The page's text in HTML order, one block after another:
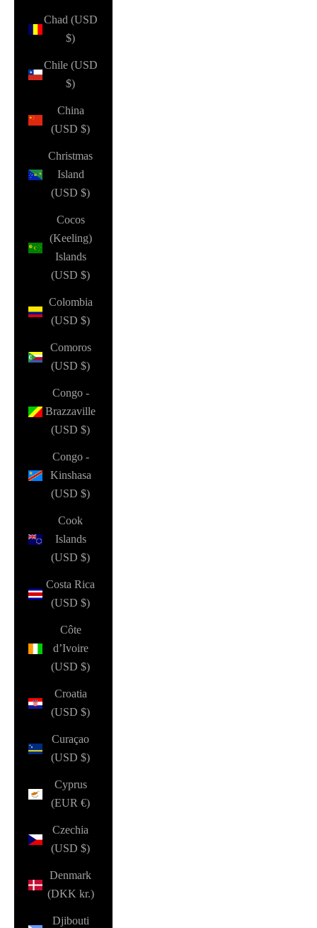
Chad (USD
$)
Chile (USD
$)
China
(USD $)
Christmas
Island
(USD $)
Cocos
(Keeling)
Islands
(USD $)
Colombia
(USD $)
Comoros
(USD $)
Congo -
Brazzaville
(USD $)
Congo -
Kinshasa
(USD $)
Cook
Islands
(USD $)
Costa Rica
(USD $)
Côte
d’Ivoire
(USD $)
Croatia
(USD $)
Curaçao
(USD $)
Cyprus
(EUR €)
Czechia
(USD $)
Denmark
(DKK kr.)
Djibouti